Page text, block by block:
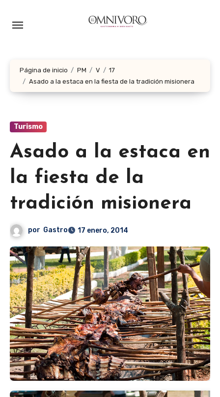
Página de inicio PM V
17
Asado a la estaca en la fiesta de la tradición misionera
Turismo
Asado a la estaca en
la fiesta de la
tradición misionera
por Gastro 17 enero, 2014